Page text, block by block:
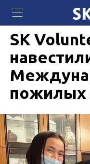
70 вокзалов
месяца
04 ОКТЯБРЯ 2021,
SK